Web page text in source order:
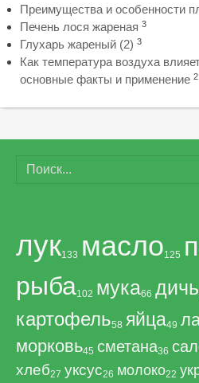
Преимущества и особенности
Печень лося жареная 3
Глухарь жареный (2) 3
Как температура воздуха
основные факты и применение 2
лук133 масло125
рыба102 мука66 дичь
картофель58 яйца49
морковь45 сметана36
хлеб27 уксус26 молоко22